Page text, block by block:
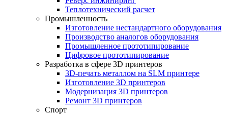
Теплотехнический расчет
Промышленность
Изготовление нестандартного оборудования
Производство аналогов оборудования
Промышленное прототипирование
Цифровое прототипирование
Разработка в сфере 3D принтеров
3D-печать металлом на SLM принтере
Изготовление 3D принтеров
Модернизация 3D принтеров
Ремонт 3D принтеров
Спорт